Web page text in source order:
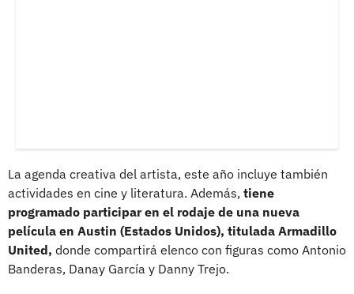
La agenda creativa del artista, este año incluye también
actividades en cine y literatura. Además, tiene
programado participar en el rodaje de una nueva
película en Austin (Estados Unidos), titulada Armadillo
United, donde compartirá elenco con figuras como Antonio
Banderas, Danay García y Danny Trejo.